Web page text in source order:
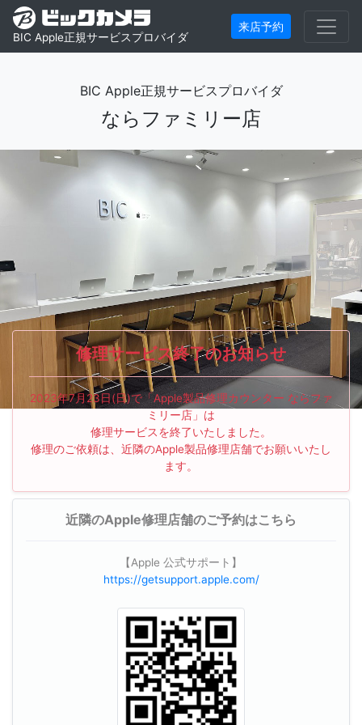
BIC Apple正規サービスプロバイダ
来店予約
BIC Apple正規サービスプロバイダ
ならファミリー店
修理サービス終了のお知らせ
2023年7月23日(日)で「Apple製品修理カウンター ならファ
ミリー店」は
修理サービスを終了いたしました。
修理のご依頼は、近隣のApple製品修理店舗でお願いいたし
ます。
近隣のApple修理店舗のご予約はこちら
【Apple 公式サポート】
https://getsupport.apple.com/